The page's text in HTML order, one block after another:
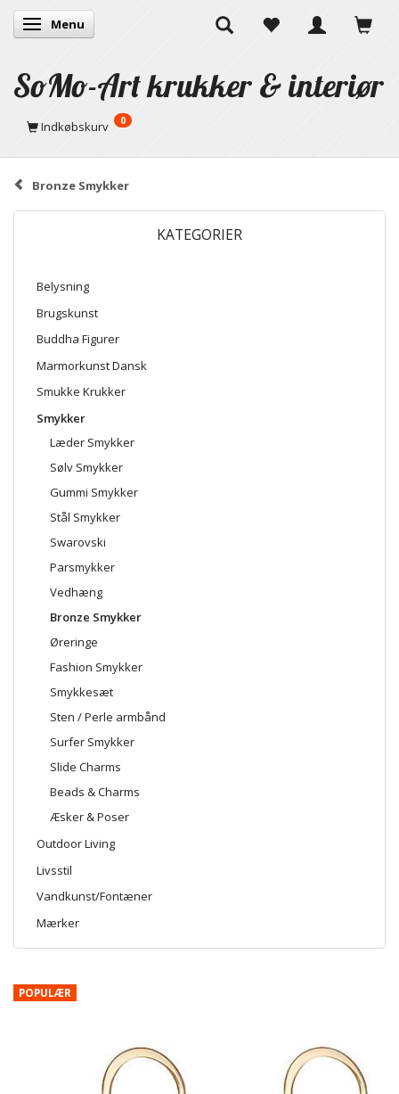
Skifte navigation
Menu
SoMo-Art krukker & interiør
Indkøbskurv 0
Bronze Smykker
KATEGORIER
Belysning
Brugskunst
Buddha Figurer
Marmorkunst Dansk
Smukke Krukker
Smykker
Læder Smykker
Sølv Smykker
Gummi Smykker
Stål Smykker
Swarovski
Parsmykker
Vedhæng
Bronze Smykker
Øreringe
Fashion Smykker
Smykkesæt
Sten / Perle armbånd
Surfer Smykker
Slide Charms
Beads & Charms
Æsker & Poser
Outdoor Living
Livsstil
Vandkunst/Fontæner
Mærker
POPULÆR